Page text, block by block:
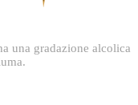
una gradazione alcolica